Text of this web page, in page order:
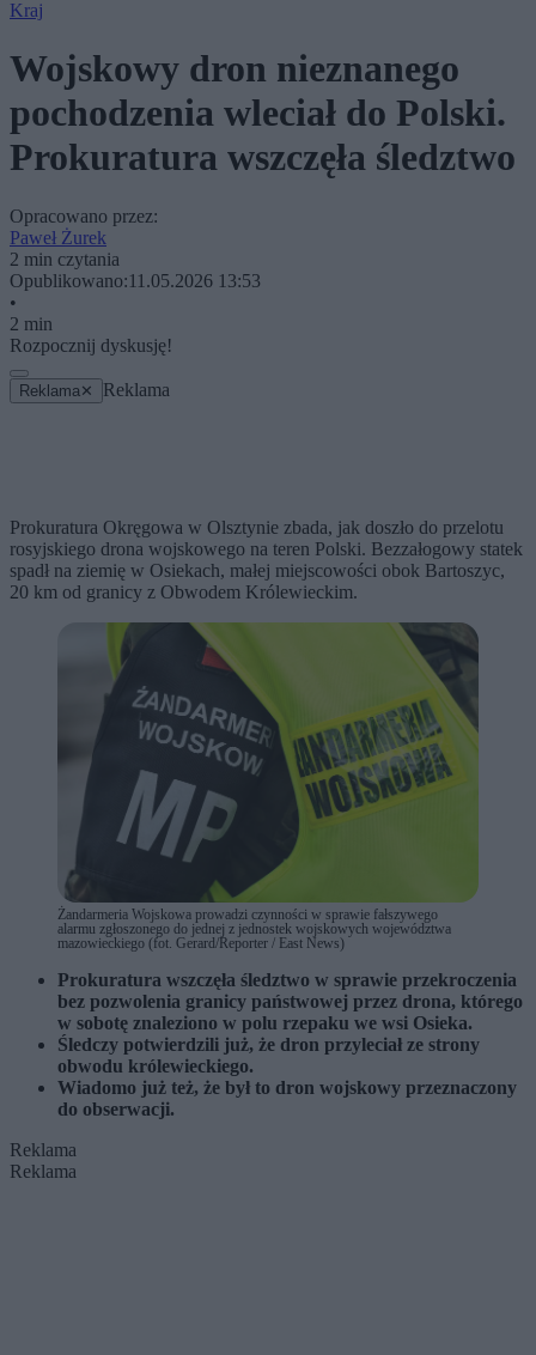
Kraj
Wojskowy dron nieznanego
pochodzenia wleciał do Polski.
Prokuratura wszczęła śledztwo
Opracowano przez:
Paweł Żurek
2 min czytania
Opublikowano:11.05.2026 13:53
•
2 min
Rozpocznij dyskusję!
Reklama ✕ Reklama
Prokuratura Okręgowa w Olsztynie zbada, jak doszło do przelotu
rosyjskiego drona wojskowego na teren Polski. Bezzałogowy statek
spadł na ziemię w Osiekach, małej miejscowości obok Bartoszyc,
20 km od granicy z Obwodem Królewieckim.
Żandarmeria Wojskowa prowadzi czynności w sprawie fałszywego
alarmu zgłoszonego do jednej z jednostek wojskowych województwa
mazowieckiego (fot. Gerard/Reporter / East News)
Prokuratura wszczęła śledztwo w sprawie przekroczenia
bez pozwolenia granicy państwowej przez drona, którego
w sobotę znaleziono w polu rzepaku we wsi Osieka.
Śledczy potwierdzili już, że dron przyleciał ze strony
obwodu królewieckiego.
Wiadomo już też, że był to dron wojskowy przeznaczony
do obserwacji.
Reklama
Reklama